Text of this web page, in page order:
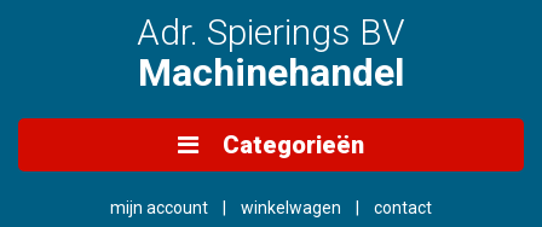
Adr. Spierings BV
Machinehandel
Categorieën
mijn account winkelwagen contact